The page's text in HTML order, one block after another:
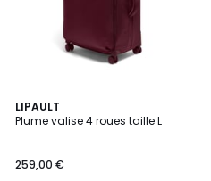
LIPAULT
Plume valise 4 roues taille L
259,00 €
5
Couleurs